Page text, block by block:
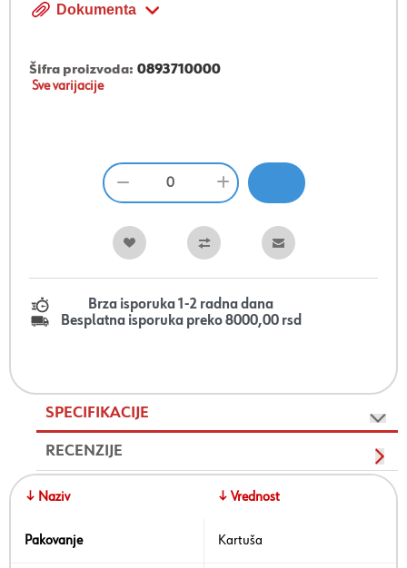
Dokumenta
Šifra proizvoda: 0893710000
Sve varijacije
Brza isporuka 1-2 radna dana
Besplatna isporuka preko 8000,00 rsd
SPECIFIKACIJE
RECENZIJE
↓ Naziv ↓ Vrednost
Pakovanje Kartuša